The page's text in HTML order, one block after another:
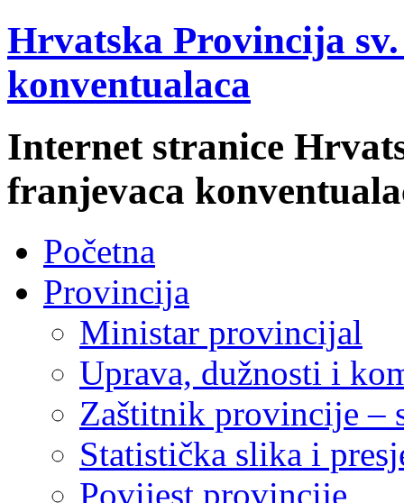
Hrvatska Provincija
konventualaca
Internet stranice
franjevaca
Početna
Provincija
Ministar provincijal
Uprava, dužnosti i
Zaštitnik provincije –
Statistička slika i
Povijest provincije